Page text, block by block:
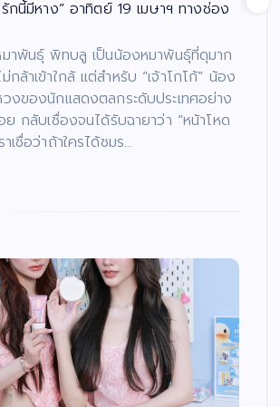
กนี้มีหาง” อาทิตย์ 19 เมษาฯ ทางช่อง
าพันธุ์ พิทบลู เป็นน้องหมาพันธุ์ที่ดุมาก
กล้าเข้าใกล้ แต่สำหรับ “เจ้าโกโก้” น้อง
งของนักแสดงตลกระดับประเทศอย่าง
ย กลับเชื่องจนได้รับฉายาว่า “หน้าโหด
เชื่อว่าถ้าใครได้ชมร…